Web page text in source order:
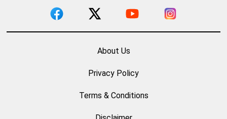
About Us
Privacy Policy
Terms & Conditions